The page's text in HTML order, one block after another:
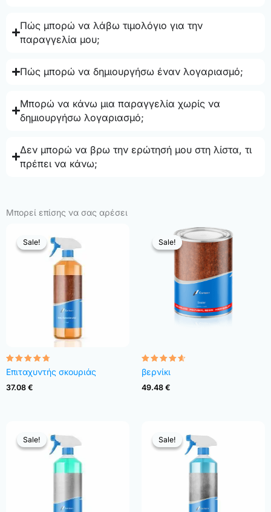
Πώς μπορώ να λάβω τιμολόγιο για την
παραγγελία μου;
Πώς μπορώ να δημιουργήσω έναν λογαριασμό;
Μπορώ να κάνω μια παραγγελία χωρίς να
δημιουργήσω λογαριασμό;
Δεν μπορώ να βρω την ερώτησή μου στη λίστα, τι
πρέπει να κάνω;
Μπορεί επίσης να σας αρέσει
Sale!
Sale!
Rated
4.68
out of 5
Επιταχυντής σκουριάς
37.08 €
Sale!
Sale!
Rated
4.54
out of 5
βερνίκι
49.48 €
Sale!
Sale! Sale!
Sale!